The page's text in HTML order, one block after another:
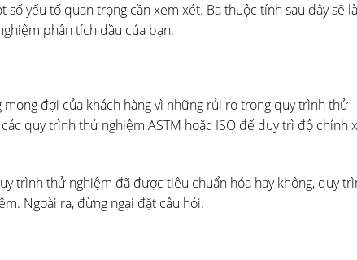
yếu tố quan trọng cần xem xét. Ba thuộc tính sau đây sẽ
phân tích dầu của bạn.
đợi của khách hàng vì những rủi ro trong quy trình thử
quy trình thử nghiệm ASTM hoặc ISO để duy trì độ chính
trình thử nghiệm đã được tiêu chuẩn hóa hay không, quy
Ngoài ra, đừng ngại đặt câu hỏi.